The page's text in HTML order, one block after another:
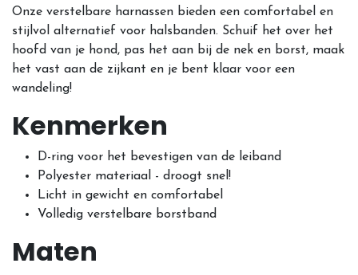
Onze verstelbare harnassen bieden een comfortabel en
stijlvol alternatief voor halsbanden. Schuif het over het
hoofd van je hond, pas het aan bij de nek en borst, maak
het vast aan de zijkant en je bent klaar voor een
wandeling!
Kenmerken
D-ring voor het bevestigen van de leiband
Polyester materiaal - droogt snel!
Licht in gewicht en comfortabel
Volledig verstelbare borstband
Maten